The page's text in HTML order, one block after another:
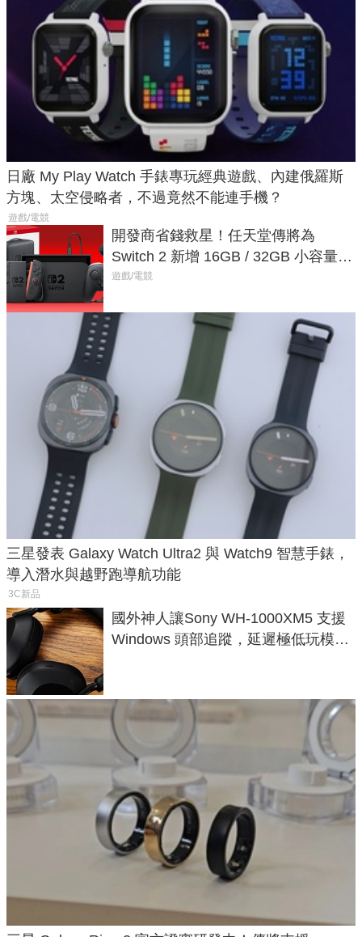
日廠 My Play Watch 手錶專玩經典遊戲、內建俄羅斯
方塊、太空侵略者，不過竟然不能連手機？
遊戲/電競
開發商省錢救星！任天堂傳將為
Switch 2 新增 16GB / 32GB 小容量遊
戲卡的選擇
遊戲/電競
三星發表 Galaxy Watch Ultra2 與 Watch9 智慧手錶，
導入潛水與越野跑導航功能
3C新品
國外神人讓Sony WH-1000XM5 支援
Windows 頭部追蹤，延遲極低玩模擬